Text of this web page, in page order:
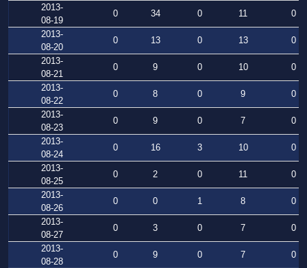
2013-
08-19
0 34 0 11
0
2013-
08-20
0 13 0 13
0
2013-
08-21
0 9 0 10
0
2013-
08-22
0 8 0 9
0
2013-
08-23
0 9 0 7
0
2013-
08-24
0 16 3 10
0
2013-
08-25
0 2 0 11
0
2013-
08-26
0 0 1 8
0
2013-
08-27
0 3 0 7
0
2013-
08-28
0 9 0 7
0